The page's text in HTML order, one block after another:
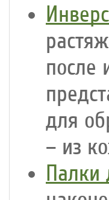
после
для
– из
Палки